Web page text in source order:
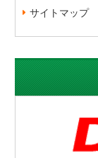
サイトマップ